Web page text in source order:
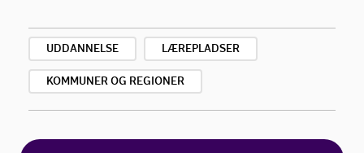
UDDANNELSE LÆREPLADSER
KOMMUNER OG REGIONER